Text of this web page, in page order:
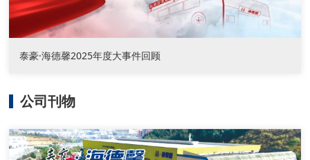
泰豪·海德馨2025年度大事件回顾
公司刊物